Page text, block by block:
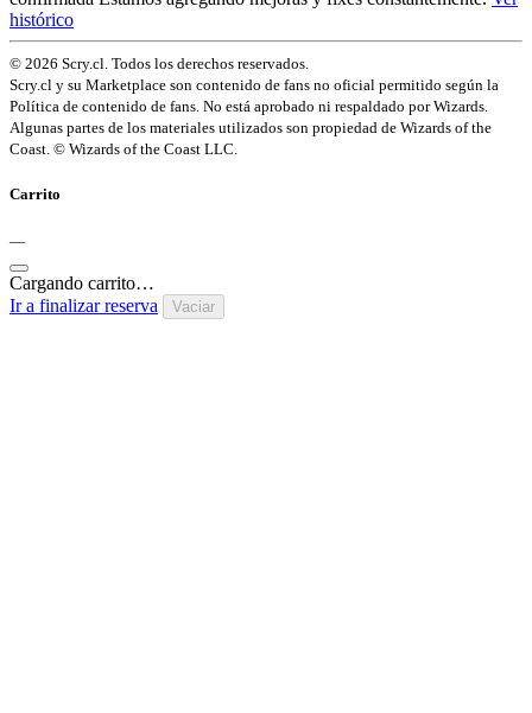
histórico
© 2026 Scry.cl. Todos los derechos reservados.
Scry.cl y su Marketplace son contenido de fans no oficial permitido según la
Política de contenido de fans. No está aprobado ni respaldado por Wizards.
Algunas partes de los materiales utilizados son propiedad de Wizards of the
Coast. © Wizards of the Coast LLC.
Carrito
—
Cargando carrito…
Ir a finalizar reserva
Vaciar